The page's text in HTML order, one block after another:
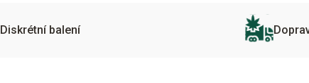
Diskrétní balení